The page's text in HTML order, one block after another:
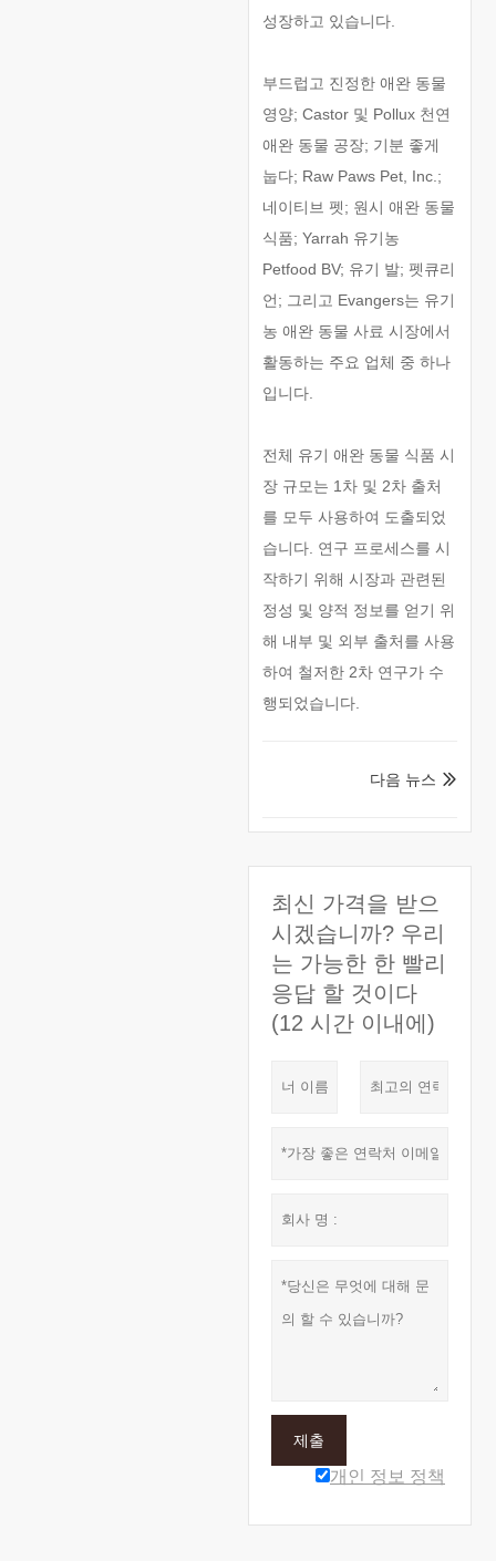
성장하고 있습니다.
부드럽고 진정한 애완 동물
영양; Castor 및 Pollux 천연
애완 동물 공장; 기분 좋게
눕다; Raw Paws Pet, Inc.;
네이티브 펫; 원시 애완 동물
식품; Yarrah 유기농
Petfood BV; 유기 발; 펫큐리
언; 그리고 Evangers는 유기
농 애완 동물 사료 시장에서
활동하는 주요 업체 중 하나
입니다.
전체 유기 애완 동물 식품 시
장 규모는 1차 및 2차 출처
를 모두 사용하여 도출되었
습니다. 연구 프로세스를 시
작하기 위해 시장과 관련된
정성 및 양적 정보를 얻기 위
해 내부 및 외부 출처를 사용
하여 철저한 2차 연구가 수
행되었습니다.

다음 뉴스
최신 가격을 받으
시겠습니까? 우리
는 가능한 한 빨리
응답 할 것이다
(12 시간 이내에)
제출
개인 정보 정책